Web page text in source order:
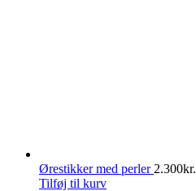
Ørestikker med perler 2.300kr.
Tilføj til kurv